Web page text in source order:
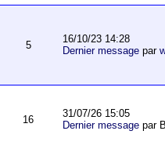
5
16/10/23 14:28
Dernier messagepar
16
31/07/26 15:05
Dernier messagepar